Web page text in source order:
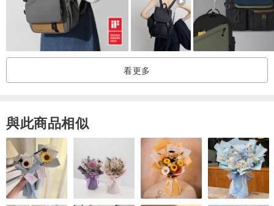
Smartrepel Hydro 是生態和自然友好的保護，可讓您的包保持乾燥。
看更多
與此商品相似